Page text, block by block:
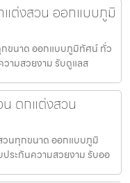
ต่งสวน ออกแบบภูมิ
ขนาด ออกแบบภูมิทัศน์ ทั่ว
วามสวยงาม รับดูแลส
ตกแต่งสวน
นทุกขนาด ออกแบบภูมิ
ระกันความสวยงาม รับออ